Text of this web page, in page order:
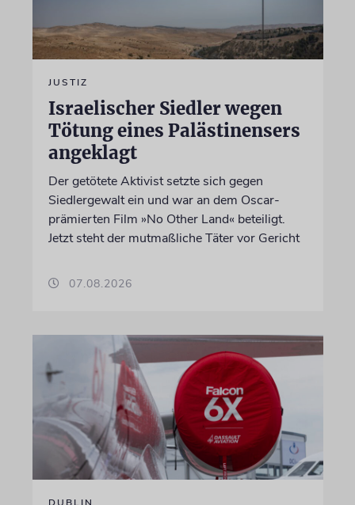
JUSTIZ
Israelischer Siedler wegen
Tötung eines Palästinensers
angeklagt
Der getötete Aktivist setzte sich gegen
Siedlergewalt ein und war an dem Oscar-
prämierten Film »No Other Land« beteiligt.
Jetzt steht der mutmaßliche Täter vor Gericht
07.08.2026